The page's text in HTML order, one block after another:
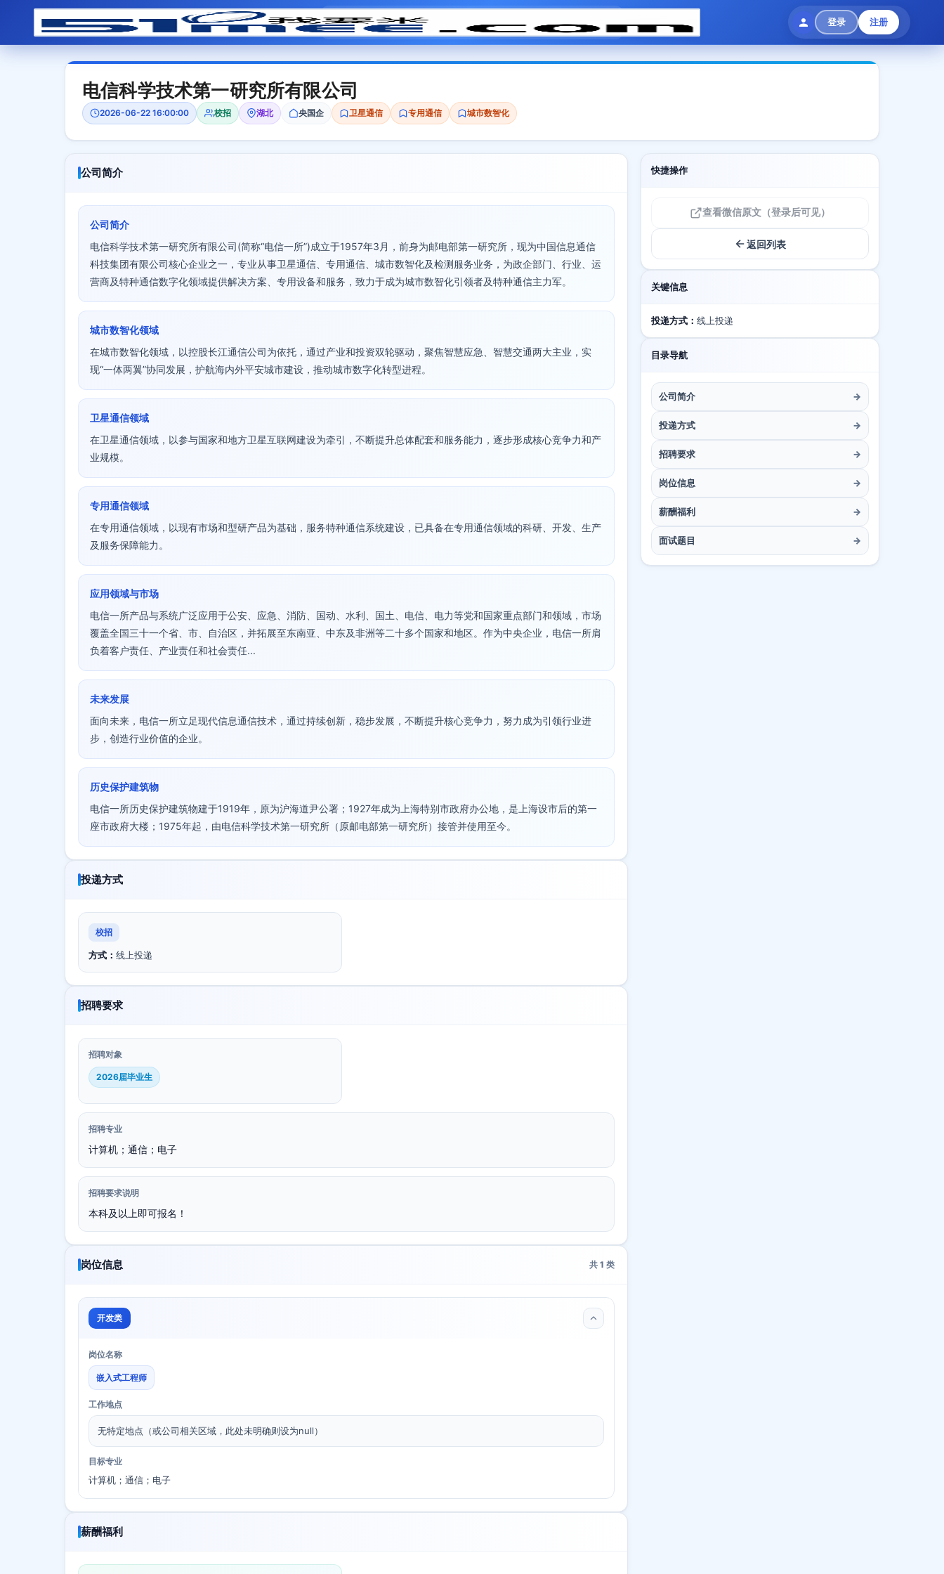
登录 注册
模拟面试 题目大全 招聘中心 会员专区
电信科学技术第一研究所有限公司
2026-06-22 16:00:00 校招 湖北 央国企 卫星通信 专用通信 城市数智化
公司简介
公司简介
电信科学技术第一研究所有限公司(简称“电信一所”)成立于1957年3月，前身为邮电部第一研究所，现为中国信息通信
科技集团有限公司核心企业之一，专业从事卫星通信、专用通信、城市数智化及检测服务业务，为政企部门、行业、运
营商及特种通信数字化领域提供解决方案、专用设备和服务，致力于成为城市数智化引领者及特种通信主力军。
城市数智化领域
在城市数智化领域，以控股长江通信公司为依托，通过产业和投资双轮驱动，聚焦智慧应急、智慧交通两大主业，实
现“一体两翼”协同发展，护航海内外平安城市建设，推动城市数字化转型进程。
卫星通信领域
在卫星通信领域，以参与国家和地方卫星互联网建设为牵引，不断提升总体配套和服务能力，逐步形成核心竞争力和产
业规模。
专用通信领域
在专用通信领域，以现有市场和型研产品为基础，服务特种通信系统建设，已具备在专用通信领域的科研、开发、生产
及服务保障能力。
应用领域与市场
电信一所产品与系统广泛应用于公安、应急、消防、国动、水利、国土、电信、电力等党和国家重点部门和领域，市场
覆盖全国三十一个省、市、自治区，并拓展至东南亚、中东及非洲等二十多个国家和地区。作为中央企业，电信一所肩
负着客户责任、产业责任和社会责任...
未来发展
面向未来，电信一所立足现代信息通信技术，通过持续创新，稳步发展，不断提升核心竞争力，努力成为引领行业进
步，创造行业价值的企业。
历史保护建筑物
电信一所历史保护建筑物建于1919年，原为沪海道尹公署；1927年成为上海特别市政府办公地，是上海设市后的第一
座市政府大楼；1975年起，由电信科学技术第一研究所（原邮电部第一研究所）接管并使用至今。
投递方式
校招
方式： 线上投递
招聘要求
招聘对象
2026届毕业生
招聘专业
计算机；通信；电子
招聘要求说明
本科及以上即可报名！
岗位信息 共 1 类
开发类
岗位名称
嵌入式工程师
工作地点
无特定地点（或公司相关区域，此处未明确则设为null）
目标专业
计算机；通信；电子
薪酬福利
快捷操作
查看微信原文（登录后可见）
返回列表
关键信息
投递方式： 线上投递
目录导航
公司简介 →
投递方式 →
招聘要求 →
岗位信息 →
薪酬福利 →
面试题目 →